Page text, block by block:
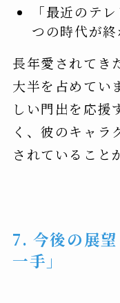
「最近のテ
つの時代が終
長年愛されてき
大半を占めてい
しい門出を応援
く、彼のキャラ
されていること
7. 今後の展
一手」